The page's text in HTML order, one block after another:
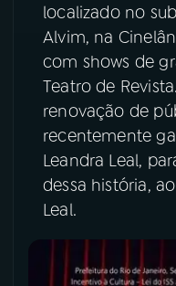
localizado no
Alvim, na
com shows de
Teatro de
renovação de
recentemente
Leandra Leal,
dessa história,
Leal.